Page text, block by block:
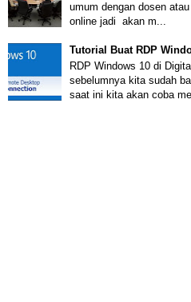
umum dengan dosen
online jadi akan m...
Tutorial Buat RDP
RDP Windows 10 di
sebelumnya kita sudah
saat ini kita akan coba